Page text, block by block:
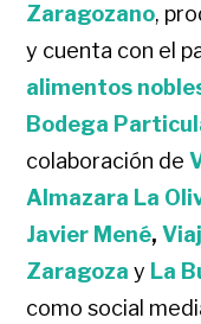
Zaragozano,
y cuenta con el
alimentos
Bodega
colaboración de
Almazara La
Javier Mené,
Zaragoza y La
como social